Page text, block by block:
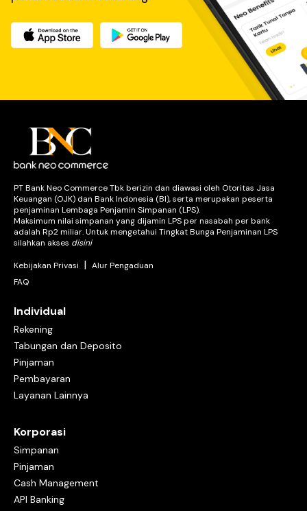
PT Bank Neo Commerce Tbk berizin dan diawasi oleh Otoritas Jasa
Keuangan (OJK) dan Bank Indonesia (BI), serta merupakan peserta
penjaminan Lembaga Penjamin Simpanan (LPS).
Maksimum nilai simpanan yang dijamin LPS per nasabah per bank
adalah Rp2 miliar. Untuk mengetahui Tingkat Bunga Penjaminan LPS
silahkan akses disini
Kebijakan Privasi | Alur Pengaduan
FAQ
Individual
Rekening
Tabungan dan Deposito
Pinjaman
Pembayaran
Layanan Lainnya
Korporasi
Simpanan
Pinjaman
Cash Management
API Banking